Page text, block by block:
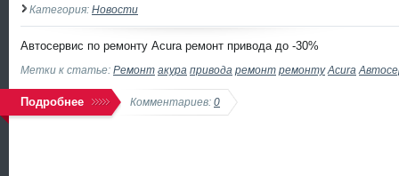
Категория: Новости
Автосервис по ремонту Acura ремонт привода до -30%
Метки к статье: Ремонт акура привода ремонт ремонту Acura
Подробнее Комментариев: 0